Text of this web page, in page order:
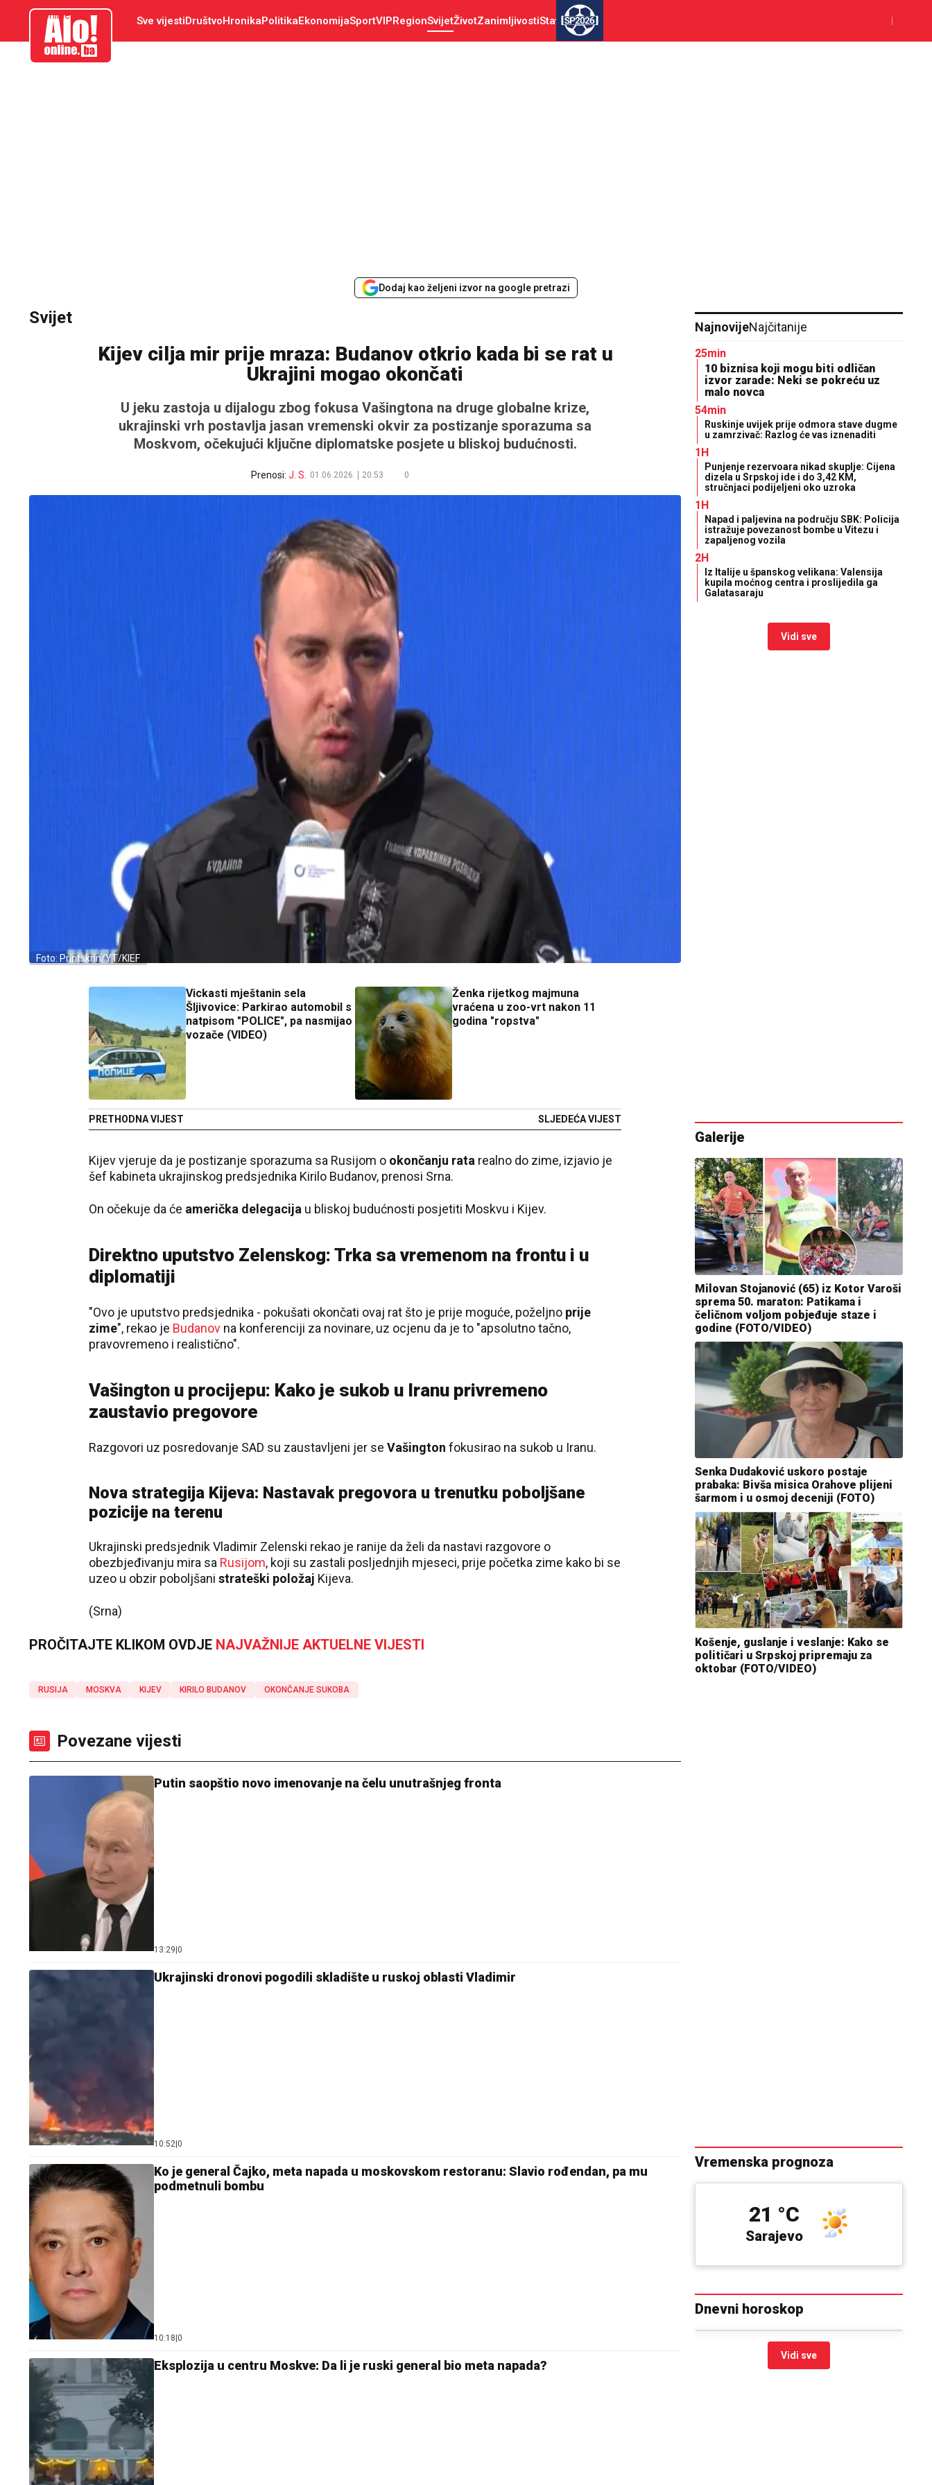
aloonline.ba Sve vijestiDruštvoHronikaPolitikaEkonomijaSportVIPRegionSvijetŽivotZanimljivostiStav SP2026
Dodaj kao željeni izvor na google pretrazi
Svijet
Kijev cilja mir prije mraza: Budanov otkrio kada bi se rat u
Ukrajini mogao okončati
U jeku zastoja u dijalogu zbog fokusa Vašingtona na druge globalne krize,
ukrajinski vrh postavlja jasan vremenski okvir za postizanje sporazuma sa
Moskvom, očekujući ključne diplomatske posjete u bliskoj budućnosti.
Prenosi: J. S. 01.06.2026. 20:53 0
Foto: Printskrin/YT/KIEF
Vickasti mještanin sela
Šljivovice: Parkirao automobil s
natpisom "POLICE", pa nasmijao
vozače (VIDEO)
PRETHODNA VIJEST
Ženka rijetkog majmuna
vraćena u zoo-vrt nakon 11
godina "ropstva"
SLJEDEĆA VIJEST
Kijev vjeruje da je postizanje sporazuma sa Rusijom o okončanju rata realno do zime, izjavio je
šef kabineta ukrajinskog predsjednika Kirilo Budanov, prenosi Srna.
On očekuje da će američka delegacija u bliskoj budućnosti posjetiti Moskvu i Kijev.
Direktno uputstvo Zelenskog: Trka sa vremenom na frontu i u
diplomatiji
"Ovo je uputstvo predsjednika - pokušati okončati ovaj rat što je prije moguće, poželjno prije
zime", rekao je Budanov na konferenciji za novinare, uz ocjenu da je to "apsolutno tačno,
pravovremeno i realistično".
Vašington u procijepu: Kako je sukob u Iranu privremeno
zaustavio pregovore
Razgovori uz posredovanje SAD su zaustavljeni jer se Vašington fokusirao na sukob u Iranu.
Nova strategija Kijeva: Nastavak pregovora u trenutku poboljšane
pozicije na terenu
Ukrajinski predsjednik Vladimir Zelenski rekao je ranije da želi da nastavi razgovore o
obezbjeđivanju mira sa Rusijom, koji su zastali posljednjih mjeseci, prije početka zime kako bi se
uzeo u obzir poboljšani strateški položaj Kijeva.
(Srna)
PROČITAJTE KLIKOM OVDJE NAJVAŽNIJE AKTUELNE VIJESTI
RUSIJA MOSKVA KIJEV KIRILO BUDANOV OKONČANJE SUKOBA
Povezane vijesti
Putin saopštio novo imenovanje na čelu unutrašnjeg fronta
13:29 0
Ukrajinski dronovi pogodili skladište u ruskoj oblasti Vladimir
10:52 0
Ko je general Čajko, meta napada u moskovskom restoranu: Slavio rođendan, pa mu
podmetnuli bombu
10:18 0
Eksplozija u centru Moskve: Da li je ruski general bio meta napada?
NajnovijeNajčitanije
25min
10 biznisa koji mogu biti odličan
izvor zarade: Neki se pokreću uz
malo novca
54min
Ruskinje uvijek prije odmora stave dugme
u zamrzivač: Razlog će vas iznenaditi
1H
Punjenje rezervoara nikad skuplje: Cijena
dizela u Srpskoj ide i do 3,42 KM,
stručnjaci podijeljeni oko uzroka
1H
Napad i paljevina na području SBK: Policija
istražuje povezanost bombe u Vitezu i
zapaljenog vozila
2H
Iz Italije u španskog velikana: Valensija
kupila moćnog centra i proslijedila ga
Galatasaraju
Vidi sve
Galerije
Milovan Stojanović (65) iz Kotor Varoši
sprema 50. maraton: Patikama i
čeličnom voljom pobjeđuje staze i
godine (FOTO/VIDEO)
Senka Dudaković uskoro postaje
prabaka: Bivša misica Orahove plijeni
šarmom i u osmoj deceniji (FOTO)
Košenje, guslanje i veslanje: Kako se
političari u Srpskoj pripremaju za
oktobar (FOTO/VIDEO)
Vremenska prognoza
Sarajevo
21 °C
Dnevni horoskop
Vidi sve